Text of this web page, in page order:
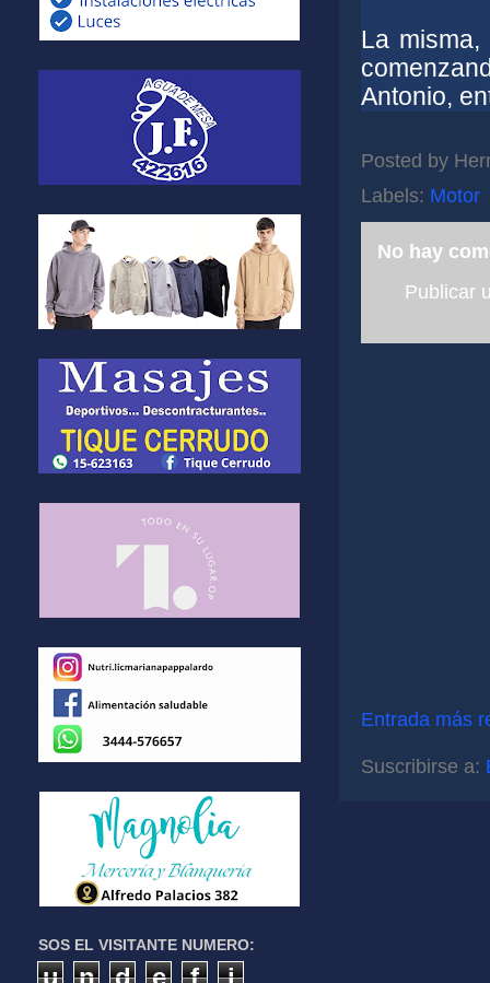
La
Antonio,
Posted by
Labels: Motor
No hay
Publicar
Entrada más
Suscribirse a:
SOS EL VISITANTE NUMERO:
u n d e f
i